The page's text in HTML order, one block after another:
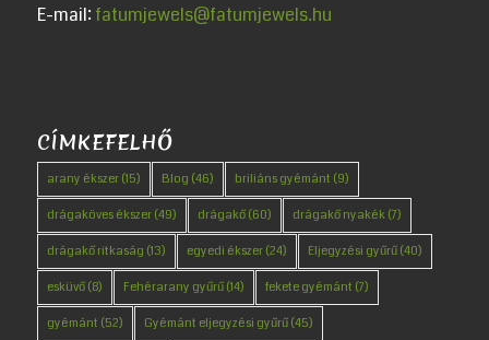
E-mail: fatumjewels@fatumjewels.hu
CÍMKEFELHŐ
arany ékszer(15) Blog (46) briliáns gyémánt (9)
drágaköves ékszer(49) drágakő(60) drágakő nyakék(7)
drágakő ritkaság (13) egyedi ékszer(24) Eljegyzési gyűrű(40)
esküvő(8) Fehérarany gyűrű(14) fekete gyémánt (7)
gyémánt (52) Gyémánt eljegyzési gyűrű(45)